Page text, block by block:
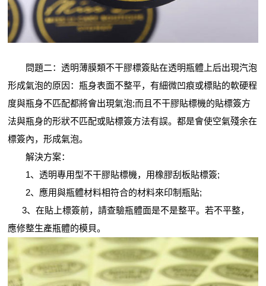
問題二：透明薄膜類不干膠標簽貼在透明瓶體上后出現汽泡
形成氣泡的原因：瓶身表面不整平，有細微凹痕或標貼的軟硬程
度與瓶身不匹配都將會出現氣泡;而且不干膠貼標機的貼標簽方
法與瓶身的形狀不匹配或貼標簽方法有誤。都是會使空氣殘余在
標簽內，形成氣泡。
解決方案：
1、透明專用型不干膠貼標機，用橡膠刮板貼標簽;
2、應用與瓶體材料相符合的材料來印制瓶貼;
3、在貼上標簽前，請查驗瓶體面是不是整平。若不平整，
應修整生產瓶體的模貝。